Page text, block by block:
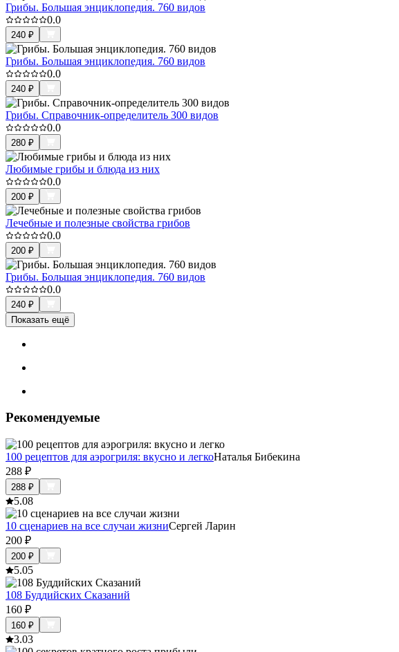
Грибы. Большая энциклопедия. 760 видов
0.0
240 ₽
Грибы. Большая энциклопедия. 760 видов
0.0
240 ₽
Грибы. Справочник-определитель 300 видов
0.0
280 ₽
Любимые грибы и блюда из них
0.0
200 ₽
Лечебные и полезные свойства грибов
0.0
200 ₽
Грибы. Большая энциклопедия. 760 видов
0.0
240 ₽
Показать ещё
Рекомендуемые
100 рецептов для аэрогриля: вкусно и легкоНаталья Бибекина
288 ₽
288 ₽
5.08
10 сценариев на все случаи жизниСергей Ларин
200 ₽
200 ₽
5.05
108 Буддийских Сказаний
160 ₽
160 ₽
3.03